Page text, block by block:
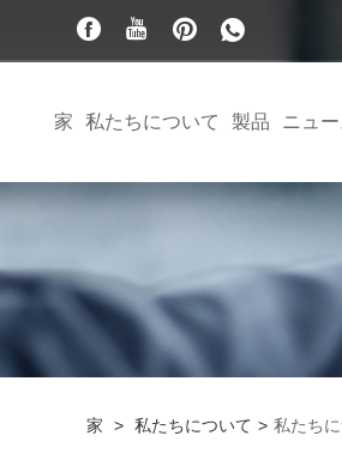
家 私たちについて 製品 ニュー
家 > 私たちについて > 私たち